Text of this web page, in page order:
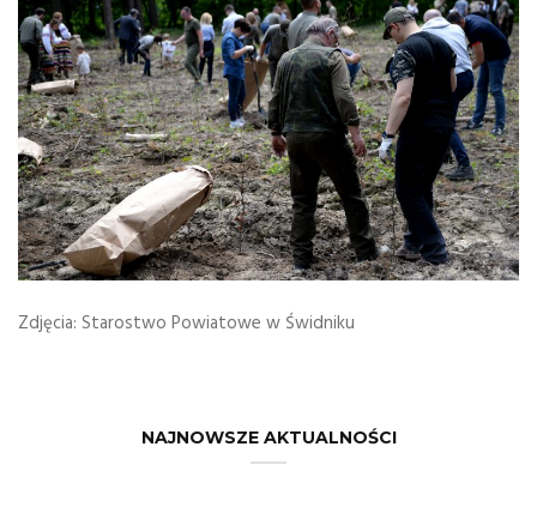
Zdjęcia: Starostwo Powiatowe w Świdniku
NAJNOWSZE AKTUALNOŚCI